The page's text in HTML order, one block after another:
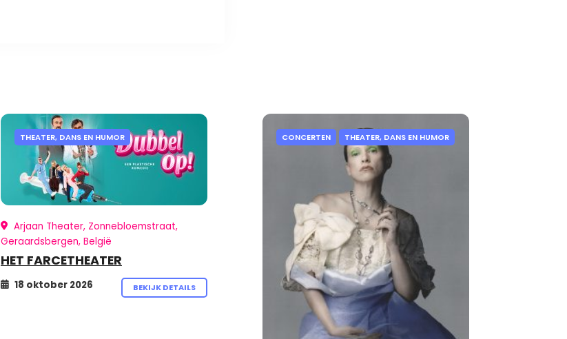
THEATER, DANS EN HUMOR
Arjaan Theater, Zonnebloemstraat,
Geraardsbergen, België
HET FARCETHEATER
18 oktober 2026 BEKIJK DETAILS
CONCERTEN THEATER, DANS EN HUMOR